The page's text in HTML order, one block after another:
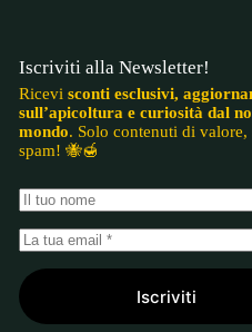
Iscriviti alla Newsletter!
Ricevisconti esclusivi,
sull’apicoltura e curiosità dal
mondo. Solo contenuti di valore,
spam! 🐝🍯
Iscriviti